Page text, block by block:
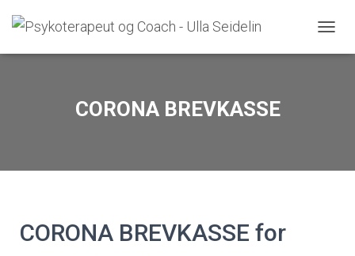
K
G
CORONA BREVKASSE
CORONA BREVKASSE for